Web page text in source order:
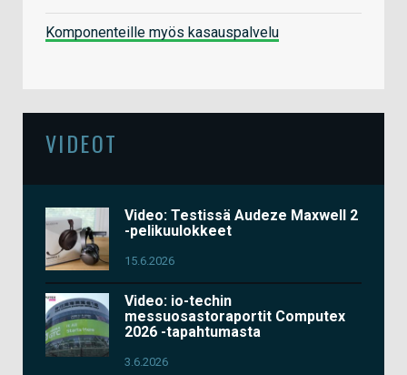
Komponenteille myös kasauspalvelu
VIDEOT
Video: Testissä Audeze Maxwell 2
-pelikuulokkeet
15.6.2026
Video: io-techin
messuosastoraportit Computex
2026 -tapahtumasta
3.6.2026